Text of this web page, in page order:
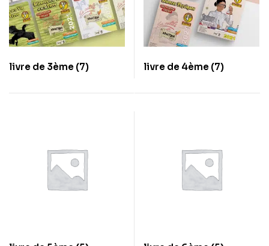
livre de 3ème (7) livre de 4ème (7)